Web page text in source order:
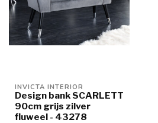
INVICTA INTERIOR
Design bank SCARLETT
90cm grijs zilver
fluweel - 43278